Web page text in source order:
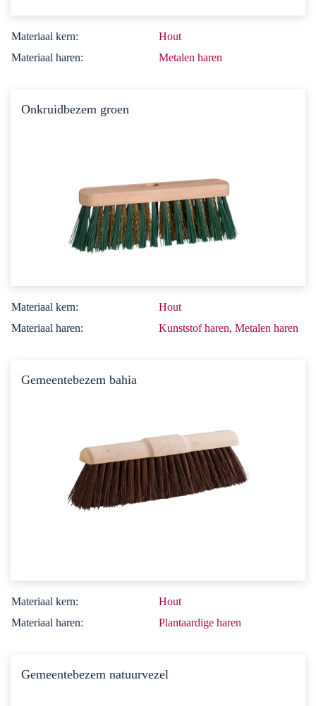
Materiaal kern:
Hout
Materiaal haren:
Metalen haren
Onkruidbezem groen
Materiaal kern:
Hout
Materiaal haren:
Kunststof haren, Metalen haren
Gemeentebezem bahia
Materiaal kern:
Hout
Materiaal haren:
Plantaardige haren
Gemeentebezem natuurvezel